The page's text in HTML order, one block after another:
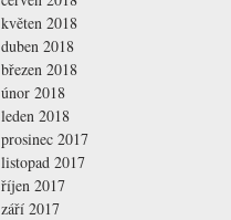
květen 2018
duben 2018
březen 2018
únor 2018
leden 2018
prosinec 2017
listopad 2017
říjen 2017
září 2017